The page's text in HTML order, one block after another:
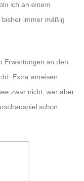
ich an einem
immer mäßig
Erwartungen an den
Extra anreisen
zwar nicht, wer aber
schon